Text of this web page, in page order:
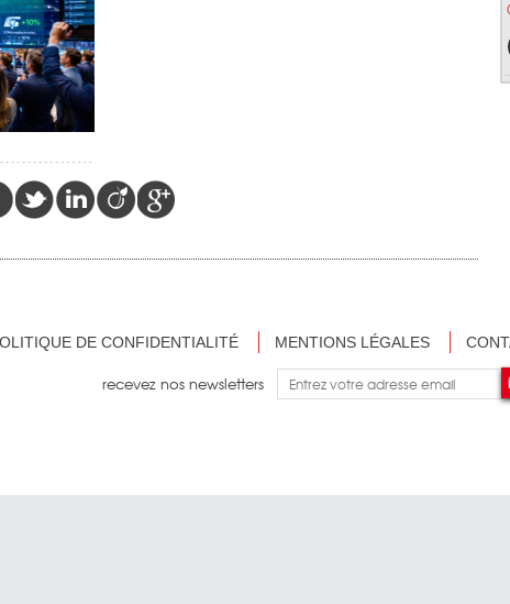
DE CONFIDENTIALITÉ MENTIONS LÉGALES
recevez nos newsletters